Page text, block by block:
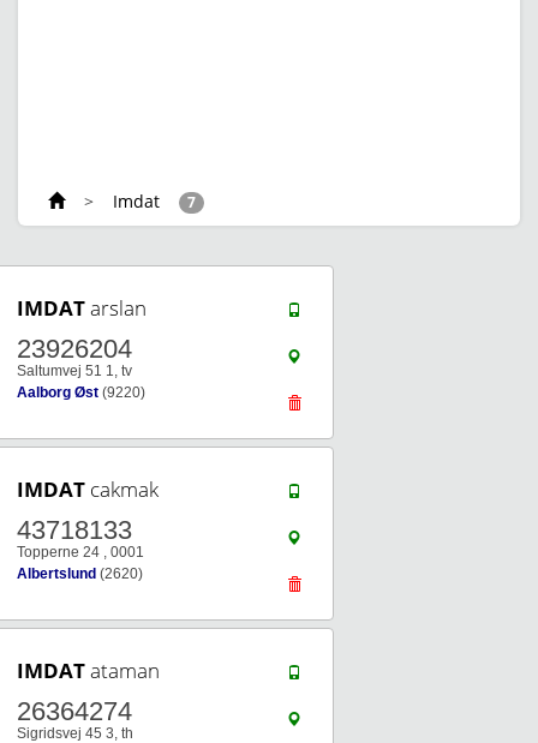
> Imdat 7
IMDATarslan
23926204
Saltumvej 51 1, tv
Aalborg Øst (9220)
IMDAT cakmak
43718133
Topperne 24 , 0001
Albertslund (2620)
IMDATataman
26364274
Sigridsvej 45 3, th